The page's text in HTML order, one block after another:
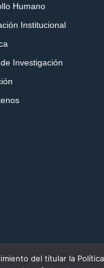
Humano
Institucional
Investigación
los derechos reservados
del titular la